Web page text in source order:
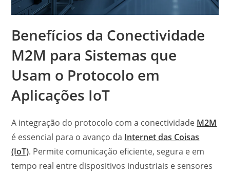
Benefícios da Conectividade
M2M para Sistemas que
Usam o Protocolo em
Aplicações IoT
A integração do protocolo com a conectividade M2M
é essencial para o avanço da Internet das Coisas
(IoT). Permite comunicação eficiente, segura e em
tempo real entre dispositivos industriais e sensores